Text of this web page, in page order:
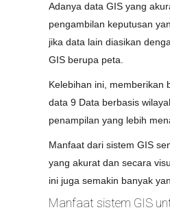
Adanya data GIS yang
pengambilan keputusan
jika data lain diasikan
GIS berupa peta.
Kelebihan ini, memberikan
data 9 Data berbasis
penampilan yang lebih
Manfaat dari sistem GIS
yang akurat dan secara
ini juga semakin banyak
Manfaat sistem GIS